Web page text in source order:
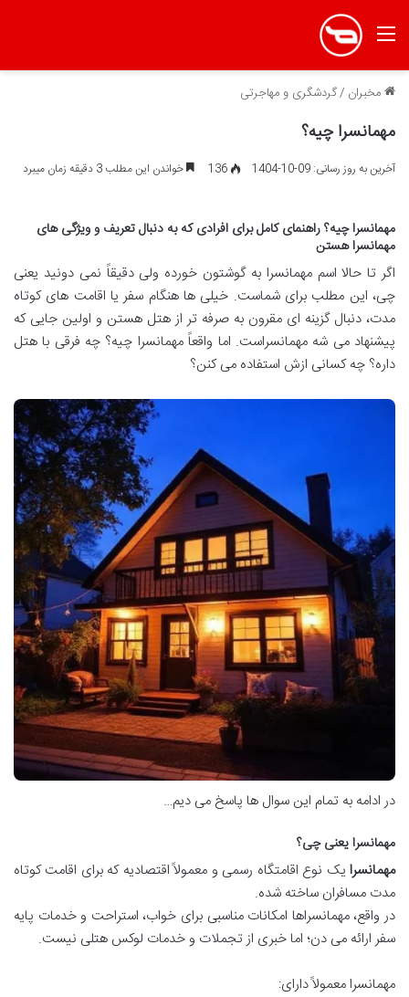
منو
مخبران /گردشگری و مهاجرتی
مهمانسرا چیه؟
آخرین به روز رسانی: 09-10-1404 136 خواندن این مطلب 3 دقیقه زمان میبرد
مهمانسرا چیه؟ راهنمای کامل برای افرادی که به دنبال تعریف و ویژگی های
مهمانسرا هستن
اگر تا حالا اسم مهمانسرا به گوشتون خورده ولی دقیقاً نمی دونید یعنی
چی، این مطلب برای شماست. خیلی ها هنگام سفر یا اقامت های کوتاه
مدت، دنبال گزینه ای مقرون به صرفه تر از هتل هستن و اولین جایی که
پیشنهاد می شه مهمانسراست. اما واقعاً مهمانسرا چیه؟ چه فرقی با هتل
داره؟ چه کسانی ازش استفاده می کنن؟
در ادامه به تمام این سوال ها پاسخ می دیم…
مهمانسرا یعنی چی؟
مهمانسرا یک نوع اقامتگاه رسمی و معمولاً اقتصادیه که برای اقامت کوتاه
مدت مسافران ساخته شده.
در واقع، مهمانسراها امکانات مناسبی برای خواب، استراحت و خدمات پایه
سفر ارائه می دن؛ اما خبری از تجملات و خدمات لوکس هتلی نیست.
مهمانسرا معمولاً دارای: